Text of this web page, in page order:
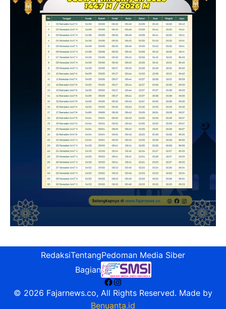
RedaksiTentangPedoman Media Siber
Bagian
Facebook
Instagram
© 2026 Fajarnews.co, All Rights Reserved. Made by
Benuanta.id